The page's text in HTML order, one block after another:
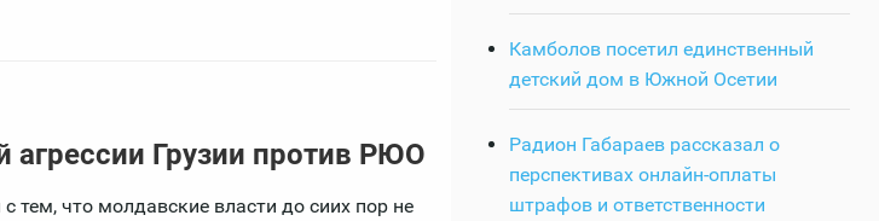
Грузии против РЮО
тем, что молдавские власти до сиих пор не
Камболов посетил единственный
детский дом в Южной Осетии
Радион Габараев рассказал о
перспективах онлайн-оплаты
штрафов и ответственности